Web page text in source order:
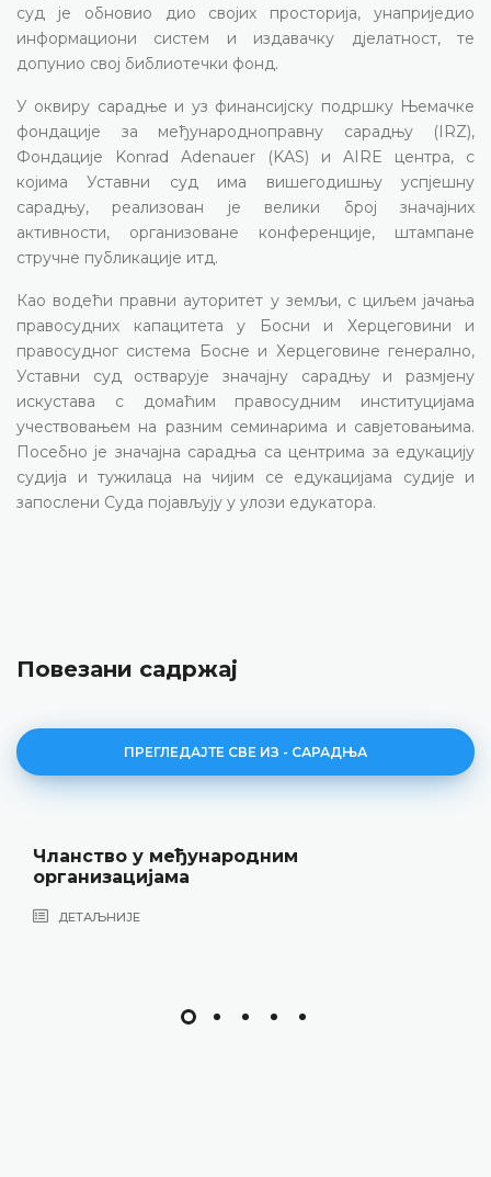
суд је обновио дио својих просторија, унаприједио
информациони систем и издавачку дјелатност, те
допунио свој библиотечки фонд.
У оквиру сарадње и уз финансијску подршку Њемачке
фондације за међународноправну сарадњу (IRZ),
Фондације Konrad Adenauer (KAS) и AIRE центра, с
којима Уставни суд има вишегодишњу успјешну
сарадњу, реализован је велики број значајних
активности, организоване конференције, штампане
стручне публикације итд.
Као водећи правни ауторитет у земљи, с циљем јачања
правосудних капацитета у Босни и Херцеговини и
правосудног система Босне и Херцеговине генерално,
Уставни суд остварује значајну сарадњу и размјену
искустава с домаћим правосудним институцијама
учествовањем на разним семинарима и савјетовањима.
Посебно је значајна сарадња са центрима за едукацију
судија и тужилаца на чијим се едукацијама судије и
запослени Суда појављују у улози едукатора.
Повезани садржај
ПРЕГЛЕДАЈТЕ СВЕ ИЗ - САРАДЊА
Чланство у међународним
организацијама
ДЕТАЉНИЈЕ